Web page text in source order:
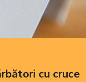
cu cruce